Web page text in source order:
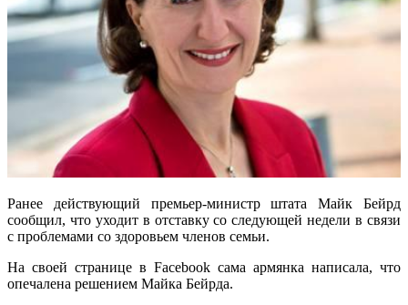
Ранее действующий премьер-министр штата Майк Бейрд
сообщил, что уходит в отставку со следующей недели в связи
с проблемами со здоровьем членов семьи.
На своей странице в Facebook сама армянка написала, что
опечалена решением Майка Бейрда.